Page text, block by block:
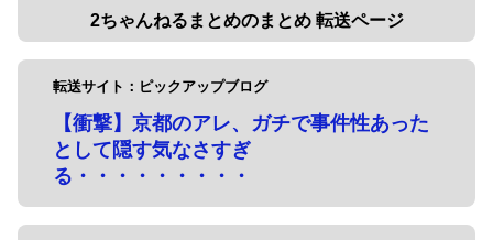
2ちゃんねるまとめのまとめ 転送ページ
転送サイト：ピックアップブログ
【衝撃】京都のアレ、ガチで事件性あった
として隠す気なさすぎ
る・・・・・・・・・